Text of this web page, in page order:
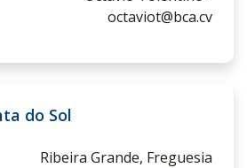
octaviot@bca.cv
do Sol
Ribeira Grande, Freguesia